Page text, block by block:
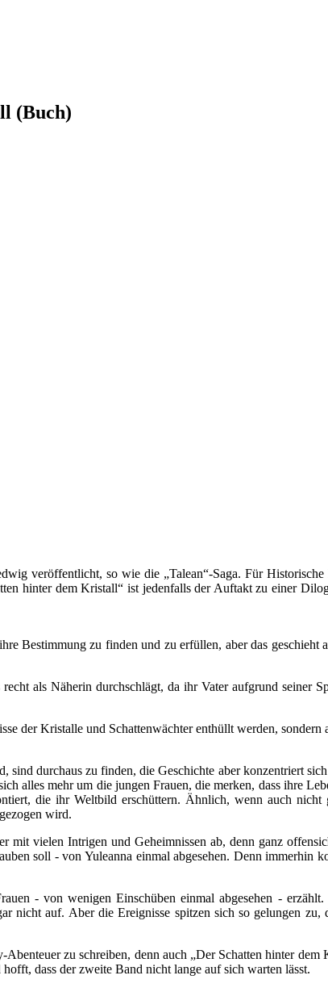
(Buch)
veröffentlicht, so wie die „Talean“-Saga. Für
hinter dem Kristall“ ist jedenfalls der Auftakt zu einer
Bestimmung zu finden und zu erfüllen, aber das geschieht
als Näherin durchschlägt, da ihr Vater aufgrund seiner
der Kristalle und Schattenwächter enthüllt werden,
durchaus zu finden, die Geschichte aber konzentriert
alles mehr um die jungen Frauen, die merken, dass ihre
die ihr Weltbild erschüttern. Ähnlich, wenn auch
wird.
mit vielen Intrigen und Geheimnissen ab, denn ganz
soll - von Yuleanna einmal abgesehen. Denn immerhin
- von wenigen Einschüben einmal abgesehen -
nicht auf. Aber die Ereignisse spitzen sich so gelungen zu,
zu schreiben, denn auch „Der Schatten hinter
dass der zweite Band nicht lange auf sich warten lässt.